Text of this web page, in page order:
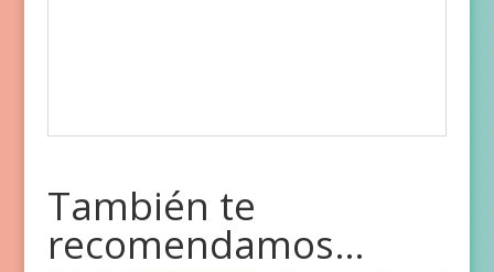
También te
recomendamos…